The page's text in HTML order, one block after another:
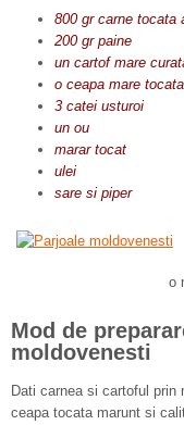
800 gr carne tocata
200 gr paine
un cartof mare
o ceapa mare tocata
3 catei usturoi
un ou
marar tocat
ulei
sare si piper
o manuta
Mod de
moldovenesti
Dati carnea si cartoful
ceapa tocata marunt si